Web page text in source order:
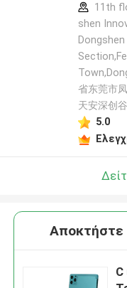
11th
shen
省东莞市
天安深创
5.0
Αποκτήστε